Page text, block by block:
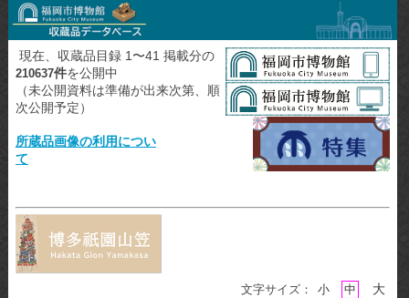
現在、収蔵品目録 1〜41 掲載分の
210637件を公開中
（未公開資料は準備が出来次第、順
次公開予定）
所蔵品画像の利用につい
て
文字サイズ： 小 中 大